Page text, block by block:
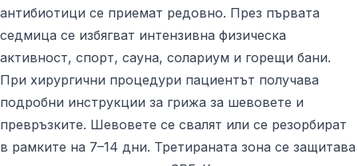
антибиотици се приемат редовно. През първата
седмица се избягват интензивна физическа
активност, спорт, сауна, солариум и горещи бани.
При хирургични процедури пациентът получава
подробни инструкции за грижа за шевовете и
превръзките. Шевовете се свалят или се резорбират
в рамките на 7–14 дни. Третираната зона се защитава